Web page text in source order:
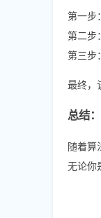
第一步
第二步
第三步
最终，
总结
随着算
无论你